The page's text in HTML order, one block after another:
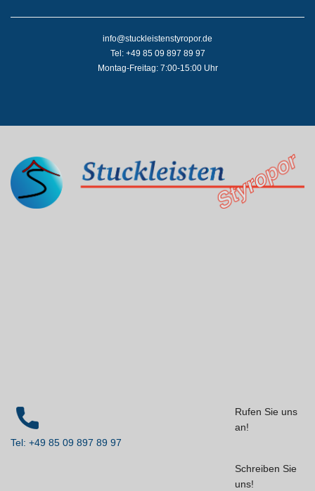
info@stuckleistenstyropor.de
Tel: +49 85 09 897 89 97
Montag-Freitag: 7:00-15:00 Uhr
Rufen Sie uns
an!
Tel: +49 85 09 897 89 97
Schreiben Sie
uns!